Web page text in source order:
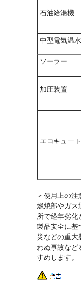
石油給湯機
中型電気温
ソーラー
加圧装置
エコキュート
＜使用上の
燃焼部やガス
所で経年劣
製品安全に基
災などの重大
わぬ事故など
すめします。